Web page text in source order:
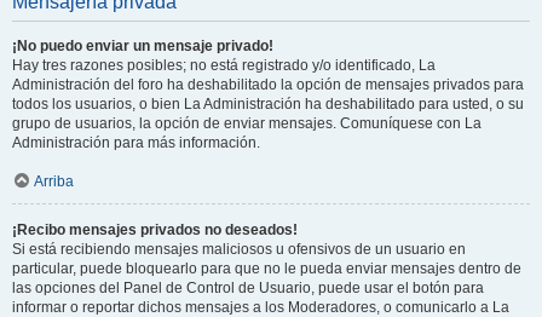
¡No puedo enviar un mensaje privado!
Hay tres razones posibles; no está registrado y/o identificado, La
Administración del foro ha deshabilitado la opción de mensajes privados para
todos los usuarios, o bien La Administración ha deshabilitado para usted, o su
grupo de usuarios, la opción de enviar mensajes. Comuníquese con La
Administración para más información.
Arriba
¡Recibo mensajes privados no deseados!
Si está recibiendo mensajes maliciosos u ofensivos de un usuario en
particular, puede bloquearlo para que no le pueda enviar mensajes dentro de
las opciones del Panel de Control de Usuario, puede usar el botón para
informar o reportar dichos mensajes a los Moderadores, o comunicarlo a La